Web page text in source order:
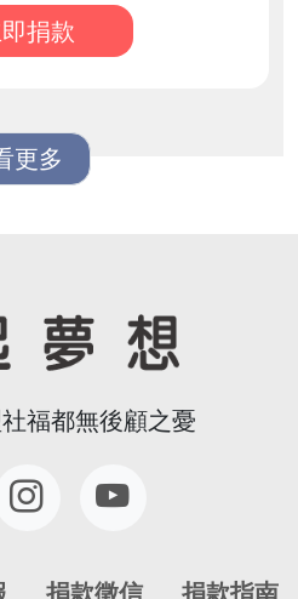
捐款
更多
福都無後顧之憂